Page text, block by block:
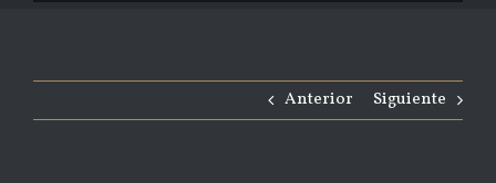
Anterior Siguiente